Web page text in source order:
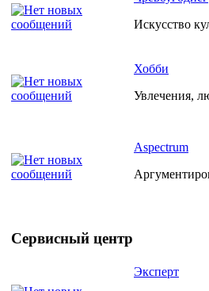
Искусство
Хобби
Увлечения,
Aspectrum
Сервисный центр
Эксперт